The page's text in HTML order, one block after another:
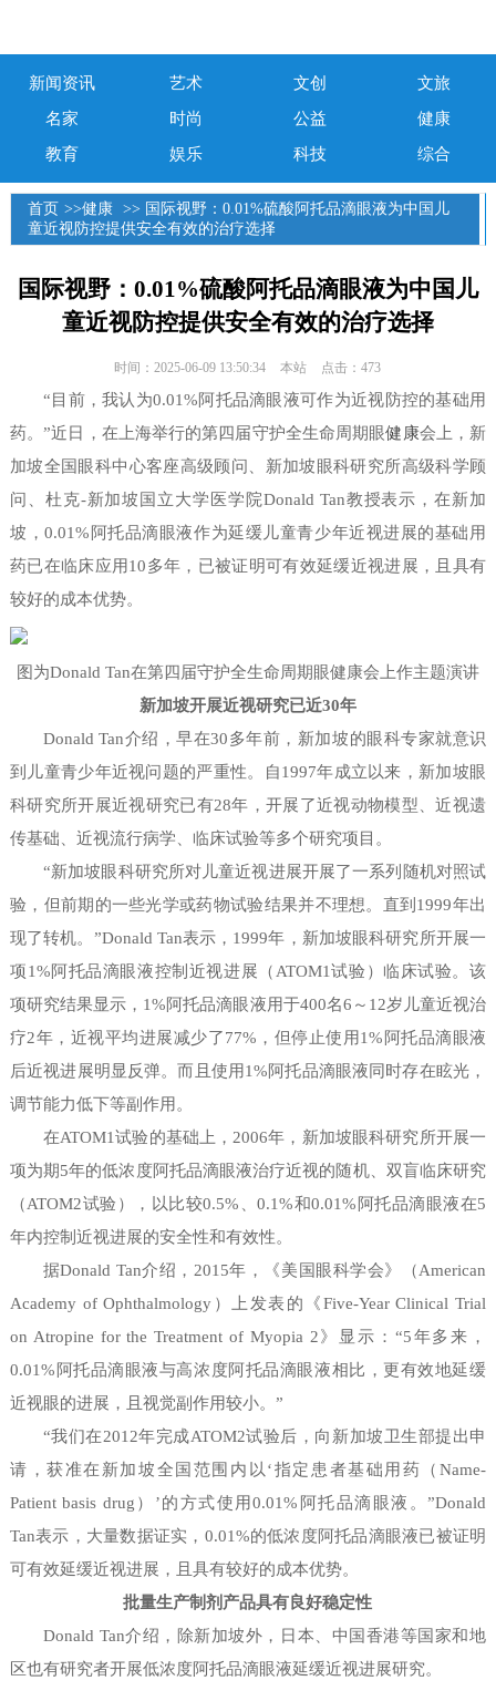
新闻资讯 艺术 文创
文旅
名家
时尚 公益
健康
教育
娱乐 科技 综合
首页 >>健康
>> 国际视野：0.01%硫酸阿托品滴眼液为中国儿
童近视防控提供安全有效的治疗选择
国际视野：0.01%硫酸阿托品滴眼液为中国儿
童近视防控提供安全有效的治疗选择
时间：2025-06-09 13:50:34 本站 点击：473
“目前，我认为0.01%阿托品滴眼液可作为近视防控的基础用
药。”近日，在上海举行的第四届守护全生命周期眼健康会上，新
加坡全国眼科中心客座高级顾问、新加坡眼科研究所高级科学顾
问、杜克-新加坡国立大学医学院Donald Tan教授表示，在新加
坡，0.01%阿托品滴眼液作为延缓儿童青少年近视进展的基础用
药已在临床应用10多年，已被证明可有效延缓近视进展，且具有
较好的成本优势。
图为Donald Tan在第四届守护全生命周期眼健康会上作主题演讲
新加坡开展近视研究已近30年
Donald Tan介绍，早在30多年前，新加坡的眼科专家就意识
到儿童青少年近视问题的严重性。自1997年成立以来，新加坡眼
科研究所开展近视研究已有28年，开展了近视动物模型、近视遗
传基础、近视流行病学、临床试验等多个研究项目。
“新加坡眼科研究所对儿童近视进展开展了一系列随机对照试
验，但前期的一些光学或药物试验结果并不理想。直到1999年出
现了转机。”Donald Tan表示，1999年，新加坡眼科研究所开展一
项1%阿托品滴眼液控制近视进展（ATOM1试验）临床试验。该
项研究结果显示，1%阿托品滴眼液用于400名6～12岁儿童近视治
疗2年，近视平均进展减少了77%，但停止使用1%阿托品滴眼液
后近视进展明显反弹。而且使用1%阿托品滴眼液同时存在眩光，
调节能力低下等副作用。
在ATOM1试验的基础上，2006年，新加坡眼科研究所开展一
项为期5年的低浓度阿托品滴眼液治疗近视的随机、双盲临床研究
（ATOM2试验），以比较0.5%、0.1%和0.01%阿托品滴眼液在5
年内控制近视进展的安全性和有效性。
据Donald Tan介绍，2015年，《美国眼科学会》（American
Academy of Ophthalmology）上发表的《Five-Year Clinical Trial
on Atropine for the Treatment of Myopia 2》显示：“5年多来，
0.01%阿托品滴眼液与高浓度阿托品滴眼液相比，更有效地延缓
近视眼的进展，且视觉副作用较小。”
“我们在2012年完成ATOM2试验后，向新加坡卫生部提出申
请，获准在新加坡全国范围内以‘指定患者基础用药（Name-
Patient basis drug）’的方式使用0.01%阿托品滴眼液。”Donald
Tan表示，大量数据证实，0.01%的低浓度阿托品滴眼液已被证明
可有效延缓近视进展，且具有较好的成本优势。
批量生产制剂产品具有良好稳定性
Donald Tan介绍，除新加坡外，日本、中国香港等国家和地
区也有研究者开展低浓度阿托品滴眼液延缓近视进展研究。